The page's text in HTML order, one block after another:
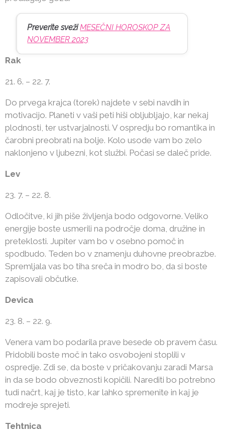
Preverite sveži MESEČNI HOROSKOP ZA
NOVEMBER 2023
Rak
21. 6. – 22. 7.
Do prvega krajca (torek) najdete v sebi navdih in
motivacijo. Planeti v vaši peti hiši obljubljajo, kar nekaj
plodnosti, ter ustvarjalnosti. V ospredju bo romantika in
čarobni preobrati na bolje. Kolo usode vam bo zelo
naklonjeno v ljubezni, kot službi. Počasi se daleč pride.
Lev
23. 7. – 22. 8.
Odločitve, ki jih piše življenja bodo odgovorne. Veliko
energije boste usmerili na področje doma, družine in
preteklosti. Jupiter vam bo v osebno pomoč in
spodbudo. Teden bo v znamenju duhovne preobrazbe.
Spremljala vas bo tiha sreča in modro bo, da si boste
zapisovali občutke.
Devica
23. 8. – 22. 9.
Venera vam bo podarila prave besede ob pravem času.
Pridobili boste moč in tako osvobojeni stoplili v
ospredje. Zdi se, da boste v pričakovanju zaradi Marsa
in da se bodo obveznosti kopičili. Narediti bo potrebno
tudi načrt, kaj je tisto, kar lahko spremenite in kaj je
modreje sprejeti.
Tehtnica